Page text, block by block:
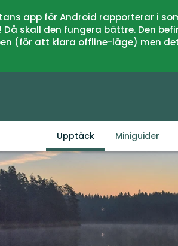
app för Android rapporterar i
skall den fungera bättre. Den
(för att klara offline-läge) men
Upptäck Miniguider